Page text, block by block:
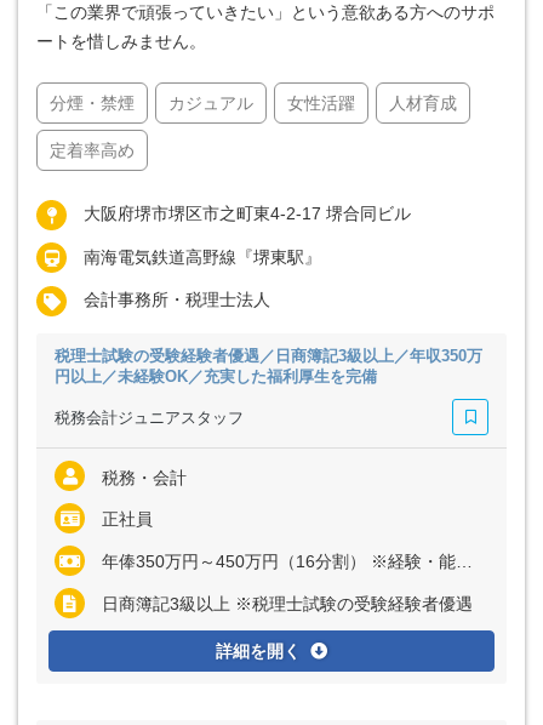
「この業界で頑張っていきたい」という意欲ある方へのサポ
ートを惜しみません。
分煙・禁煙 カジュアル 女性活躍 人材育成
定着率高め
大阪府堺市堺区市之町東4-2-17 堺合同ビル
南海電気鉄道高野線『堺東駅』
会計事務所・税理士法人
税理士試験の受験経験者優遇／日商簿記3級以上／年収350万
円以上／未経験OK／充実した福利厚生を完備
税務会計ジュニアスタッフ
税務・会計
正社員
年俸350万円～450万円（16分割） ※経験・能力など考慮の上、決定いたします ※残業代は全額支給
日商簿記3級以上 ※税理士試験の受験経験者優遇
詳細を開く